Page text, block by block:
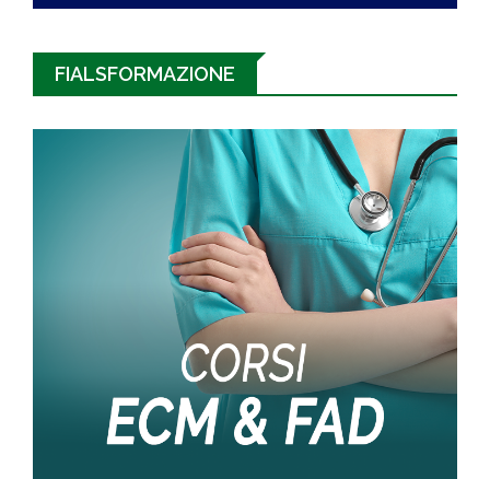
FIALSFORMAZIONE